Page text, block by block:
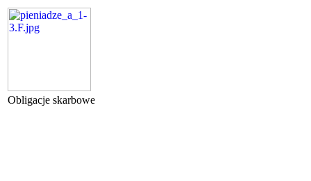
Obligacje skarbowe